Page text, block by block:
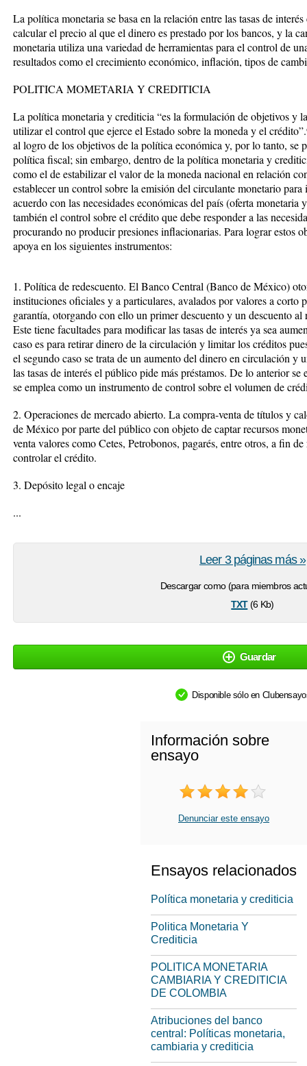
La política monetaria se basa en la relación entre las tasas de
calcular el precio al que el dinero es prestado por los bancos, y la
monetaria utiliza una variedad de herramientas para el control de
resultados como el crecimiento económico, inflación, tipos de
POLITICA MOMETARIA Y CREDITICIA
La política monetaria y crediticia “es la formulación de objetivos y
utilizar el control que ejerce el Estado sobre la moneda y el
al logro de los objetivos de la política económica y, por lo tanto, se
política fiscal; sin embargo, dentro de la política monetaria y
como el de estabilizar el valor de la moneda nacional en relación
establecer un control sobre la emisión del circulante monetario
acuerdo con las necesidades económicas del país (oferta
también el control sobre el crédito que debe responder a las
procurando no producir presiones inflacionarias. Para lograr estos
apoya en los siguientes instrumentos:
1. Política de redescuento. El Banco Central (Banco de México)
instituciones oficiales y a particulares, avalados por valores a corto
garantía, otorgando con ello un primer descuento y un descuento
Este tiene facultades para modificar las tasas de interés ya sea
caso es para retirar dinero de la circulación y limitar los créditos
el segundo caso se trata de un aumento del dinero en circulación y
las tasas de interés el público pide más préstamos. De lo anterior se
se emplea como un instrumento de control sobre el volumen de
2. Operaciones de mercado abierto. La compra-venta de títulos y
de México por parte del público con objeto de captar recursos
venta valores como Cetes, Petrobonos, pagarés, entre otros, a fin
controlar el crédito.
3. Depósito legal o encaje
...
Descargar como (para miembros
txt(6 Kb)
Leer 3 páginas más »
Guardar
Disponible sólo en
Información sobre
ensayo
Denunciar este ensayo
Ensayos relacionados
Política monetaria y crediticia
Politica Monetaria Y
Crediticia
POLITICA MONETARIA
CAMBIARIA Y CREDITICIA
DE COLOMBIA
Atribuciones del banco
central: Políticas monetaria,
cambiaria y crediticia